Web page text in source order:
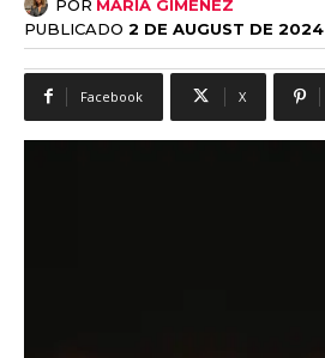
POR MARÍA GIMÉNEZ
PUBLICADO 2 DE AUGUST DE 2024
Facebook X